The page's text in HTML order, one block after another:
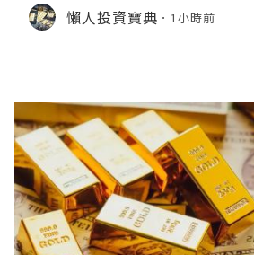
懶人投資寶典 1小時前